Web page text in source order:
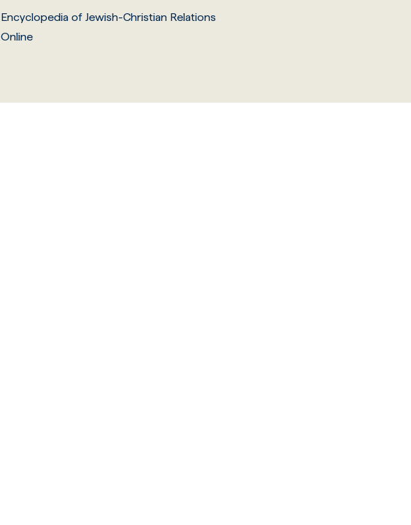
Encyclopedia of Jewish-Christian Relations
Online